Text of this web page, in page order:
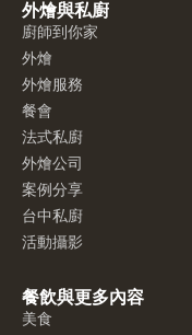
外燴與私廚
廚師到你家
外燴
外燴服務
餐會
法式私廚
外燴公司
案例分享
台中私廚
活動攝影
餐飲與更多內容
美食